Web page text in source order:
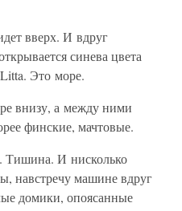
вверх. И вдруг
синева цвета
Это море.
внизу, а между ними
финские, мачтовые.
Тишина. И нисколько
навстречу машине вдруг
домики, опоясанные